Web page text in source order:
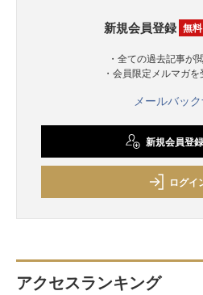
新規会員登録 無料
・全ての過去記事が
・会員限定メルマガ
メールバッ
新規会員登
ログイ
アクセスランキング